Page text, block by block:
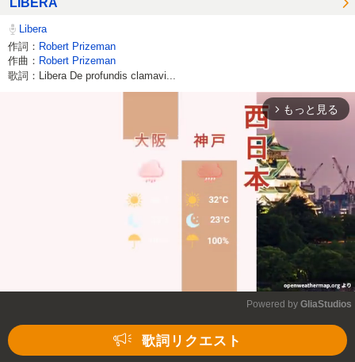
LIBERA
Libera
作詞： Robert Prizeman
作曲： Robert Prizeman
歌詞：Libera De profundis clamavi...
arrow_forward_ios もっと見る
Powered by GliaStudios
歌詞リクエスト